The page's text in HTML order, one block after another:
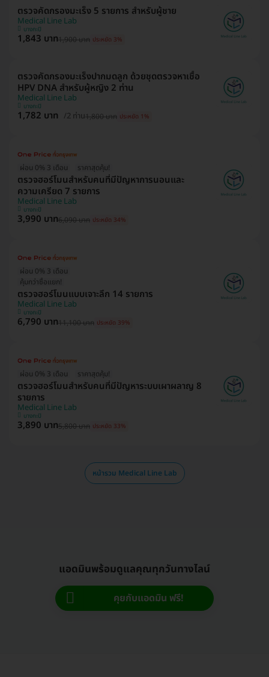
ตรวจคัดกรองมะเร็ง 5 รายการ สำหรับผู้ชาย
Medical Line Lab
บางกะปิ
1,843 บาท1,900 บาท ประหยัด 3%
ตรวจคัดกรองมะเร็งปากมดลูก ด้วยชุดตรวจหาเชื้อ
HPV DNA สำหรับผู้หญิง 2 ท่าน
Medical Line Lab
บางกะปิ
1,782 บาท /2 ท่าน1,800 บาท ประหยัด 1%
ผ่อน 0% 3 เดือน ราคาสุดคุ้ม!
ตรวจฮอร์โมนสำหรับคนที่มีปัญหาการนอนและ
ความเครียด 7 รายการ
Medical Line Lab
บางกะปิ
3,990 บาท6,090 บาท ประหยัด 34%
ผ่อน 0% 3 เดือน
คุ้มกว่าซื้อแยก!
ตรวจฮอร์โมนแบบเจาะลึก 14 รายการ
Medical Line Lab
บางกะปิ
6,790 บาท11,100 บาท ประหยัด 39%
ผ่อน 0% 3 เดือน ราคาสุดคุ้ม!
ตรวจฮอร์โมนสำหรับคนที่มีปัญหาระบบเผาผลาญ 8
รายการ
Medical Line Lab
บางกะปิ
3,890 บาท5,800 บาท ประหยัด 33%
หน้ารวม Medical Line Lab
แอดมินพร้อมดูแลคุณทุกวันทางไลน์
คุยกับแอดมิน ฟรี!